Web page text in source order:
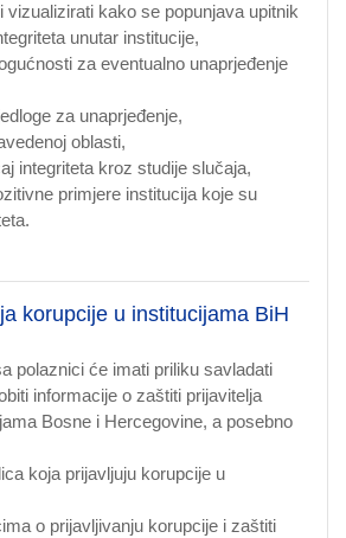
kako se popunjava upitnik
unutar institucije,
za eventualno unaprjeđenje
za unaprjeđenje,
oblasti,
kroz studije slučaja,
primjere institucija koje su
korupcije u institucijama BiH
polaznici će imati priliku savladati
informacije o zaštiti prijavitelja
Bosne i Hercegovine, a posebno
koja prijavljuju korupcije u
o prijavljivanju korupcije i zaštiti